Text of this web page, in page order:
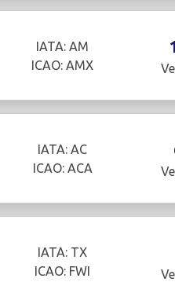
IATA: AM
ICAO: AMX
IATA: AC
ICAO: ACA
IATA: TX
ICAO: FWI